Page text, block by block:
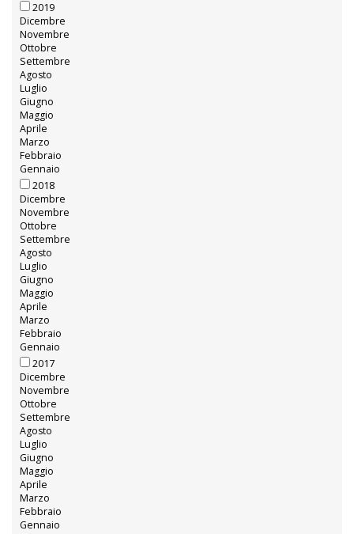
2019
Dicembre
Novembre
Ottobre
Settembre
Agosto
Luglio
Giugno
Maggio
Aprile
Marzo
Febbraio
Gennaio
2018
Dicembre
Novembre
Ottobre
Settembre
Agosto
Luglio
Giugno
Maggio
Aprile
Marzo
Febbraio
Gennaio
2017
Dicembre
Novembre
Ottobre
Settembre
Agosto
Luglio
Giugno
Maggio
Aprile
Marzo
Febbraio
Gennaio